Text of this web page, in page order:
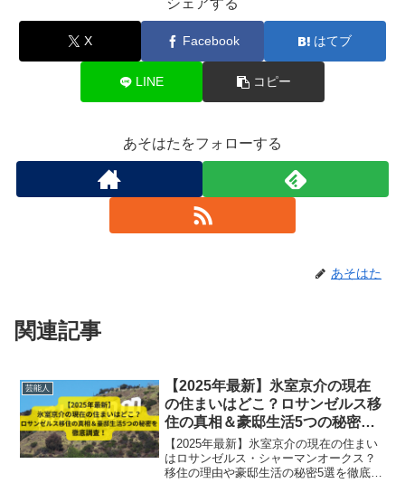
シェアする
X Facebook はてブ
LINE コピー
あそはたをフォローする
あそはた
関連記事
芸能人
【2025年最新】氷室京介の現在
の住まいはどこ？ロサンゼルス移
住の真相＆豪邸生活5つの秘密を
徹底調査！
【2025年最新】氷室京介の現在の住まい
はロサンゼルス・シャーマンオークス？
移住の理由や豪邸生活の秘密5選を徹底解